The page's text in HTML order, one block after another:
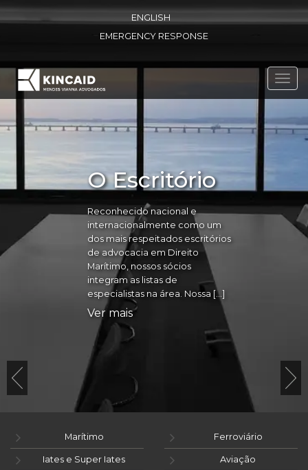
ENGLISH
EMERGENCY RESPONSE
O Escritório
Reconhecido nacional e
internacionalmente como um
dos mais respeitados escritórios
de advocacia em Direito
Marítimo, nossos sócios
integram as listas de
especialistas na área. Nossa […]
Ver mais
Marítimo
Iates e Super Iates
Ferroviário
Aviação